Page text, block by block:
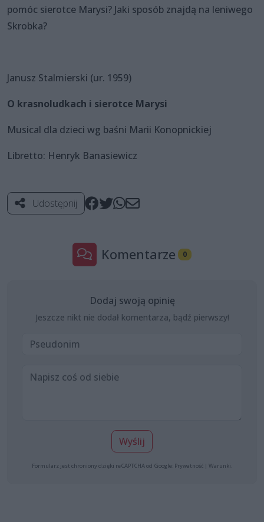
pomóc sierotce Marysi? Jaki sposób znajdą na leniwego
Skrobka?
Janusz Stalmierski (ur. 1959)
O krasnoludkach i sierotce Marysi
Musical dla dzieci wg baśni Marii Konopnickiej
Libretto: Henryk Banasiewicz
Udostępnij
Komentarze 0
Dodaj swoją opinię
Jeszcze nikt nie dodał komentarza, bądź pierwszy!
Wyślij
Formularz jest chroniony dzięki reCAPTCHA od Google: Prywatność | Warunki